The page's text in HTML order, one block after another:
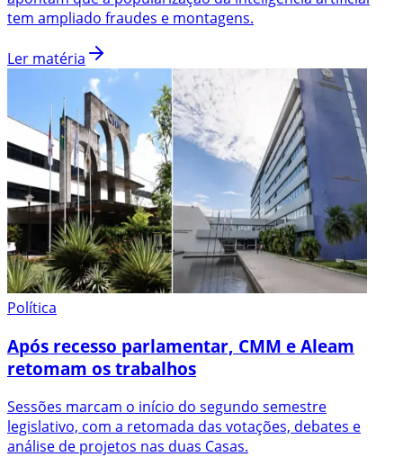
tem ampliado fraudes e montagens.
Ler matéria
Política
Após recesso parlamentar, CMM e Aleam
retomam os trabalhos
Sessões marcam o início do segundo semestre
legislativo, com a retomada das votações, debates e
análise de projetos nas duas Casas.